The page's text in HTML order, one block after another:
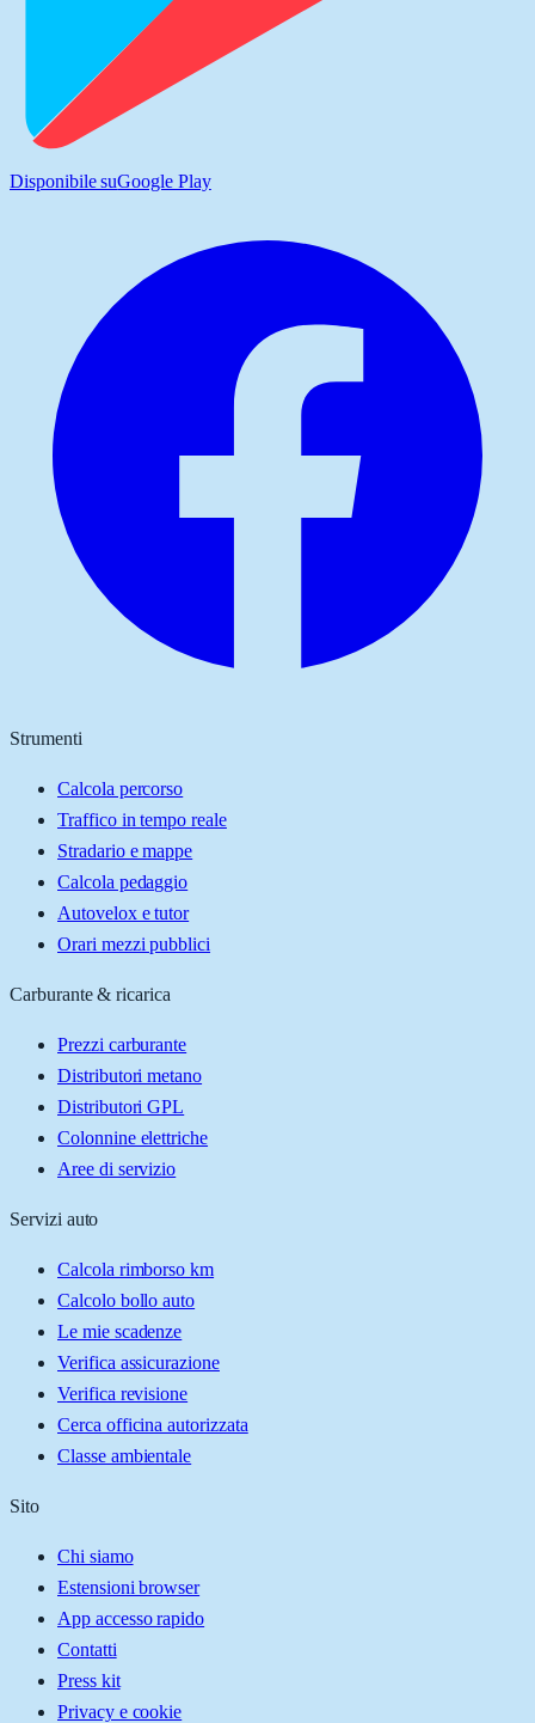
Disponibile suGoogle Play
Strumenti
Calcola percorso
Traffico in tempo reale
Stradario e mappe
Calcola pedaggio
Autovelox e tutor
Orari mezzi pubblici
Carburante & ricarica
Prezzi carburante
Distributori metano
Distributori GPL
Colonnine elettriche
Aree di servizio
Servizi auto
Calcola rimborso km
Calcolo bollo auto
Le mie scadenze
Verifica assicurazione
Verifica revisione
Cerca officina autorizzata
Classe ambientale
Sito
Chi siamo
Estensioni browser
App accesso rapido
Contatti
Press kit
Privacy e cookie